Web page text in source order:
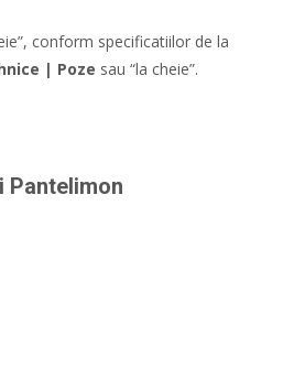
conform specificatiilor de la
| Poze sau “la cheie”.
Pantelimon